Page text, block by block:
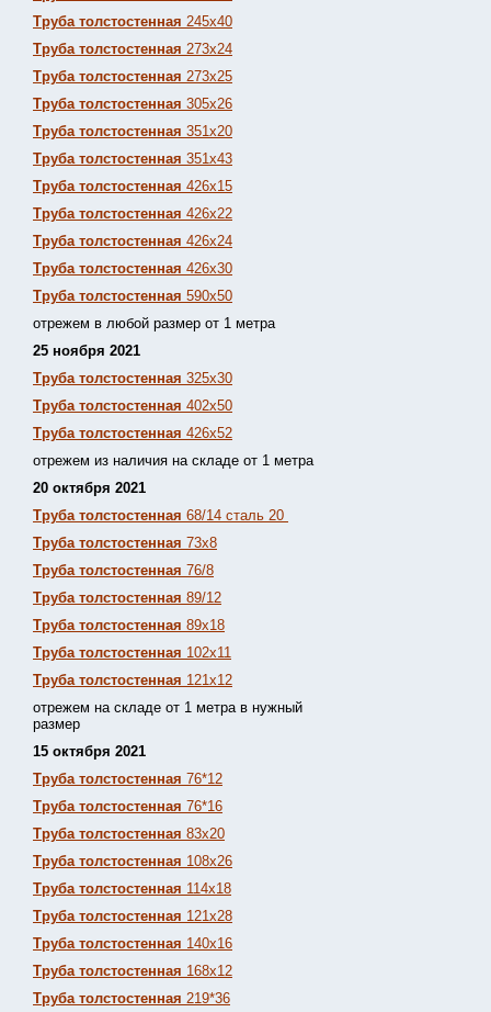
Труба толстостенная 245х40
Труба толстостенная 273х24
Труба толстостенная 273х25
Труба толстостенная 305х26
Труба толстостенная 351х20
Труба толстостенная 351х43
Труба толстостенная 426х15
Труба толстостенная 426х22
Труба толстостенная 426х24
Труба толстостенная 426х30
Труба толстостенная 590х50
отрежем в любой размер от 1 метра
25 ноября 2021
Труба толстостенная 325х30
Труба толстостенная 402х50
Труба толстостенная 426х52
отрежем из наличия на складе от 1 метра
20 октября 2021
Труба толстостенная 68/14 сталь 20
Труба толстостенная 73х8
Труба толстостенная 76/8
Труба толстостенная 89/12
Труба толстостенная 89х18
Труба толстостенная 102х11
Труба толстостенная 121х12
отрежем на складе от 1 метра в нужный
размер
15 октября 2021
Труба толстостенная 76*12
Труба толстостенная 76*16
Труба толстостенная 83х20
Труба толстостенная 108х26
Труба толстостенная 114х18
Труба толстостенная 121х28
Труба толстостенная 140х16
Труба толстостенная 168х12
Труба толстостенная 219*36